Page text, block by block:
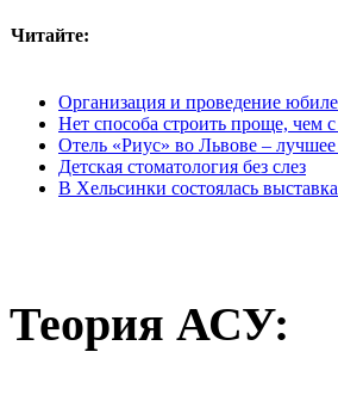
Читайте:
Организация и проведение
Нет способа строить проще,
Отель «Риус» во Львове –
Детская стоматология без слез
В Хельсинки состоялась
Теория АСУ: